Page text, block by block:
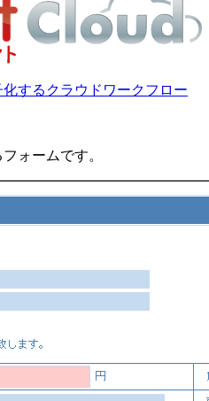
するクラウドワークフロー
ォームです。